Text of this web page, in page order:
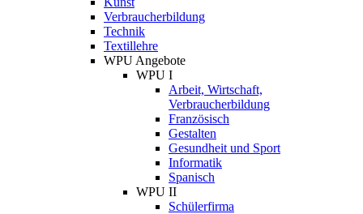
Verbraucherbildung
Technik
Textillehre
WPU Angebote
WPU I
Arbeit, Wirtschaft,
Verbraucherbildung
Französisch
Gestalten
Gesundheit und Sport
Informatik
Spanisch
WPU II
Schülerfirma